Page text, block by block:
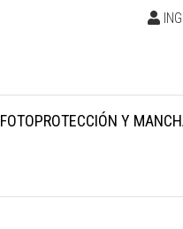
FOTOPROTECCIÓN Y